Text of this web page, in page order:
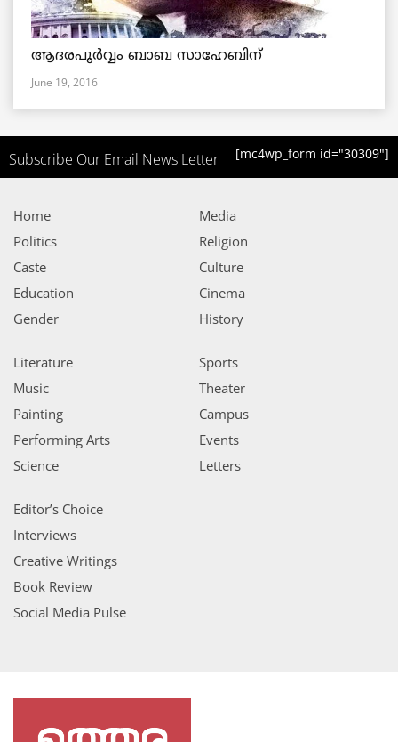
ആദരപൂര്‍വ്വം ബാബ സാഹേബിന്
June 19, 2016
Subscribe Our Email News Letter [mc4wp_form id="30309"]
Home
Politics
Caste
Education
Gender
Media
Religion
Culture
Cinema
History
Literature
Music
Painting
Performing Arts
Science
Sports
Theater
Campus
Events
Letters
Editor’s Choice
Interviews
Creative Writings
Book Review
Social Media Pulse